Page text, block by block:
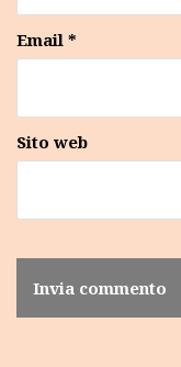
Email *
Sito web